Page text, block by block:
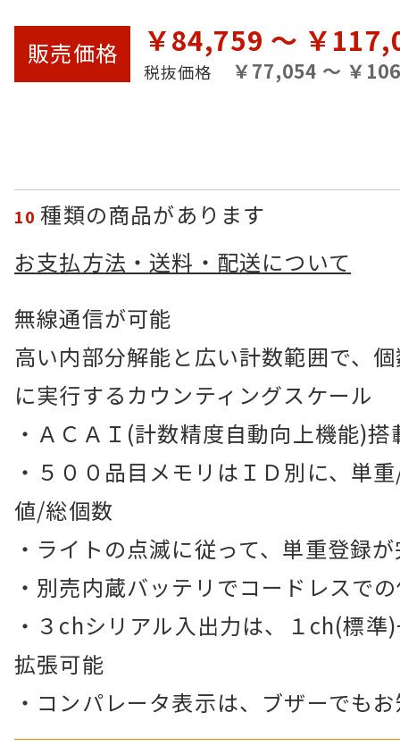
販売価格 ￥84,759 ～ ￥
税抜価格 ￥77,054 ～ ￥
10 種類の商品があります
お支払方法・送料・配送について
無線通信が可能
高い内部分解能と広い計数範囲で、
に実行するカウンティングスケール
・ＡＣＡＩ(計数精度自動向上機能)搭
・５００品目メモリはＩＤ別に、単
値/総個数
・ライトの点滅に従って、単重登録
・別売内蔵バッテリでコードレスで
・３chシリアル入出力は、１ch(標
拡張可能
・コンパレータ表示は、ブザーでも